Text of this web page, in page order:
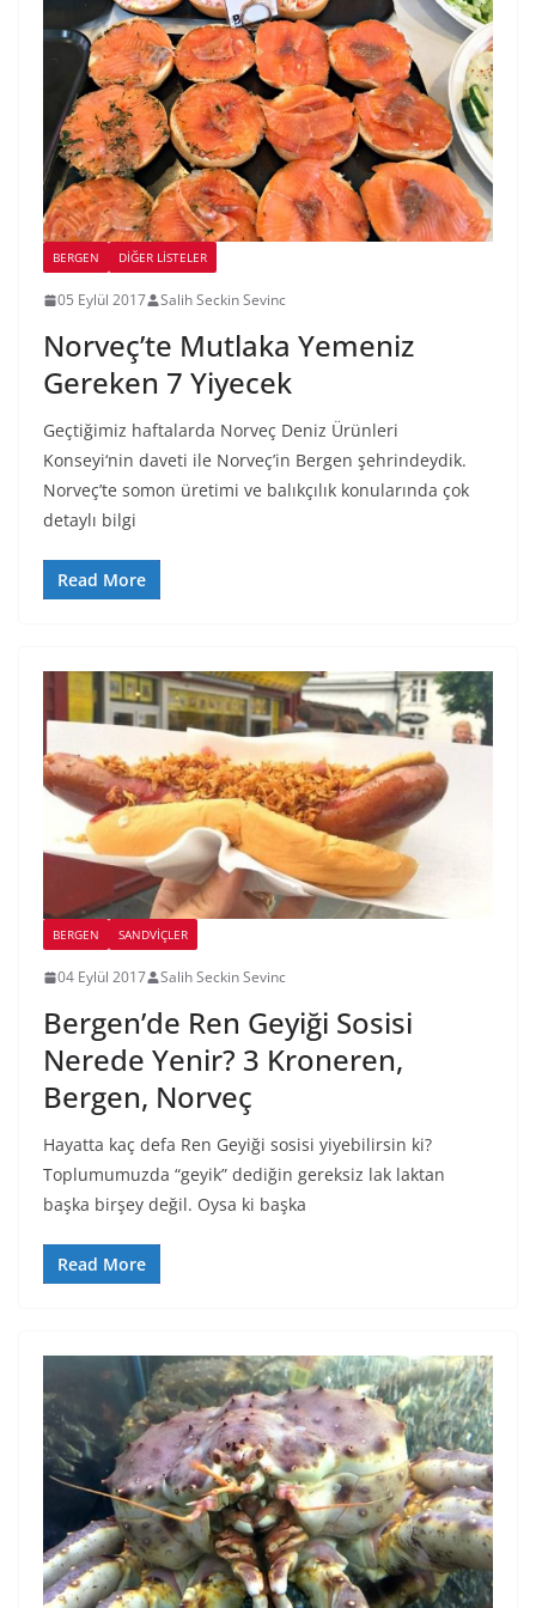
BERGEN DIĞER LISTELER
05 Eylül 2017 Salih Seckin Sevinc
Norveç’te Mutlaka Yemeniz
Gereken 7 Yiyecek
Geçtiğimiz haftalarda Norveç Deniz Ürünleri
Konseyi‘nin daveti ile Norveç’in Bergen şehrindeydik.
Norveç’te somon üretimi ve balıkçılık konularında çok
detaylı bilgi
Read More
BERGEN SANDVIÇLER
04 Eylül 2017 Salih Seckin Sevinc
Bergen’de Ren Geyiği Sosisi
Nerede Yenir? 3 Kroneren,
Bergen, Norveç
Hayatta kaç defa Ren Geyiği sosisi yiyebilirsin ki?
Toplumumuzda “geyik” dediğin gereksiz lak laktan
başka birşey değil. Oysa ki başka
Read More